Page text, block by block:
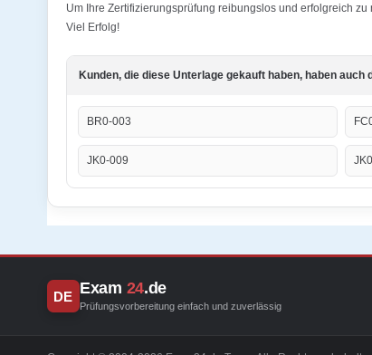
Um Ihre Zertifizierungsprüfung reibungslos und erfolgreich
Viel Erfolg!
Kunden, die diese Unterlage gekauft haben, haben
BR0-003
JK0-009
DE Exam 24.de
Prüfungsvorbereitung einfach und zuverlässig